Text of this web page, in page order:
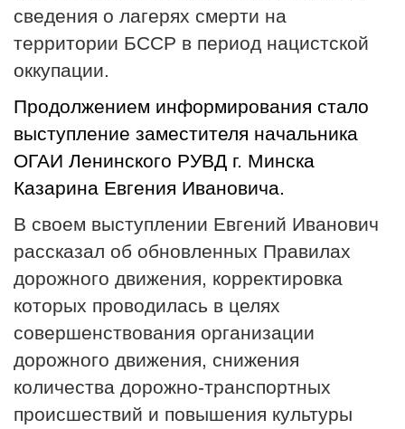
сведения о лагерях смерти на
территории БССР в период нацистской
оккупации.
Продолжением информирования стало
выступление заместителя начальника
ОГАИ Ленинского РУВД г. Минска
Казарина Евгения Ивановича.
В своем выступлении Евгений Иванович
рассказал об обновленных Правилах
дорожного движения, корректировка
которых проводилась в целях
совершенствования организации
дорожного движения, снижения
количества дорожно-транспортных
происшествий и повышения культуры